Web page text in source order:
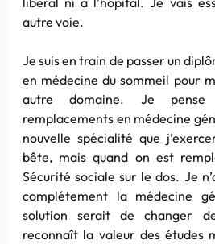
autre voie.
Je suis en train de passer un
en médecine du sommeil pour
autre domaine. Je
remplacements en médecine
nouvelle spécialité que
bête, mais quand on est
Sécurité sociale sur le dos. Je
complétement la médecine
solution serait de changer
reconnaît la valeur des études